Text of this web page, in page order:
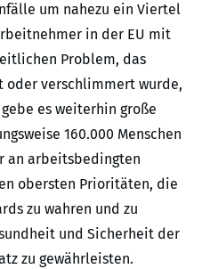
um nahezu ein Viertel
in der EU mit
Problem, das
oder verschlimmert wurde,
es weiterhin große
160.000 Menschen
an arbeitsbedingten
obersten Prioritäten, die
zu wahren und zu
und Sicherheit der
zu gewährleisten.